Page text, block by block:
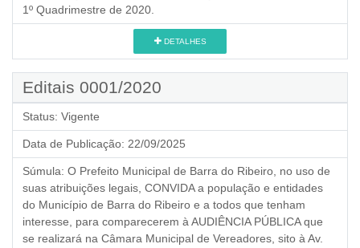
1º Quadrimestre de 2020.
DETALHES
Editais 0001/2020
Status: Vigente
Data de Publicação: 22/09/2025
Súmula: O Prefeito Municipal de Barra do Ribeiro, no uso de
suas atribuições legais, CONVIDA a população e entidades
do Município de Barra do Ribeiro e a todos que tenham
interesse, para comparecerem à AUDIÊNCIA PÚBLICA que
se realizará na Câmara Municipal de Vereadores, sito à Av.